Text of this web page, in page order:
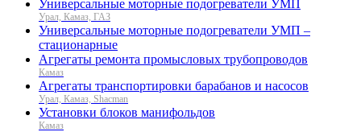
Универсальные моторные подогреватели УМП
Урал, Камаз, ГАЗ
Универсальные моторные подогреватели УМП –
стационарные
Агрегаты ремонта промысловых трубопроводов
Камаз
Агрегаты транспортировки барабанов и насосов
Урал, Камаз, Shacman
Установки блоков манифольдов
Камаз